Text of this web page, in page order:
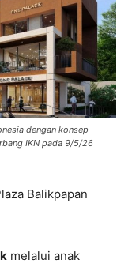
dengan konsep
IKN pada 9/5/26
Balikpapan
melalui anak